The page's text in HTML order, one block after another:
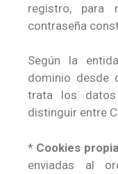
registro, para
contraseña
Según la
dominio desde
trata los datos
distinguir entre
* Cookies
enviadas al